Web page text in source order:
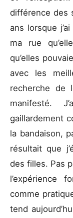
différence des
ans lorsque
ma rue
qu’elles
avec les
recherche de
manifesté.
gaillardement
la bandaison,
résultait que
des filles. Pas
l’expérience
comme
tend